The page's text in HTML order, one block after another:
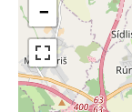
−